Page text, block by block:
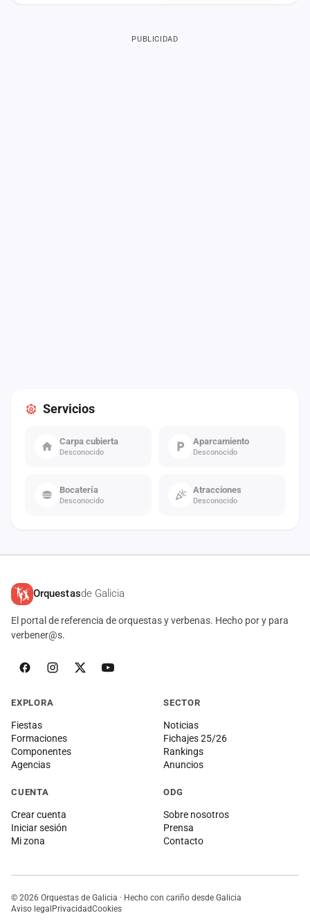
Servicios
Carpa cubierta
Desconocido
Aparcamiento
Desconocido
Bocatería
Desconocido
Atracciones
Desconocido
PUBLICIDAD
Orquestasde Galicia
El portal de referencia de orquestas y verbenas. Hecho por y para
verbener@s.
EXPLORA
Fiestas
Formaciones
Componentes
Agencias
SECTOR
Noticias
Fichajes 25/26
Rankings
Anuncios
CUENTA
Crear cuenta
Iniciar sesión
Mi zona
ODG
Sobre nosotros
Prensa
Contacto
© 2026 Orquestas de Galicia · Hecho con cariño desde Galicia
Aviso legalPrivacidadCookies